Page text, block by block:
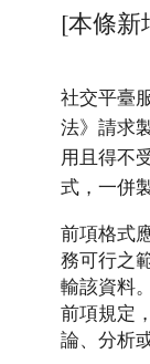
[本條新
社交平臺
法》請求
用且得不
式，一併
前項格式
務可行之
輸該資料。
前項規定
論、分析